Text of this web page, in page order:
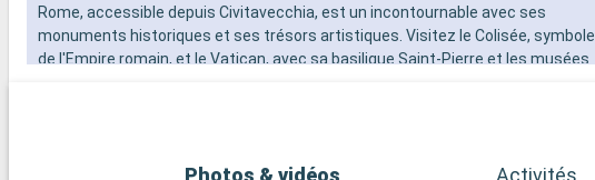
Rome, accessible depuis Civitavecchia, est un incontournable avec ses
monuments historiques et ses trésors artistiques. Visitez le Colisée, symbole
de l'Empire romain, et le Vatican, avec sa basilique Saint-Pierre et les musées
est une escapade culturelle fascinante. Les jardins de la Villa Farnese à
Photos & vidéos Activités